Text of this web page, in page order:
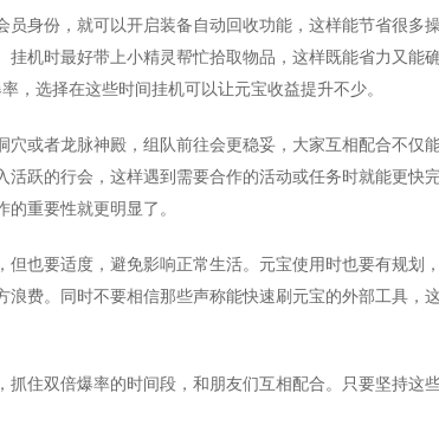
身份，就可以开启装备自动回收功能，这样能节省很多
机时最好带上小精灵帮忙拾取物品，这样既能省力又能确
，选择在这些时间挂机可以让元宝收益提升不少。
或者龙脉神殿，组队前往会更稳妥，大家互相配合不仅
跃的行会，这样遇到需要合作的活动或任务时就能更快
重要性就更明显了。
也要适度，避免影响正常生活。元宝使用时也要有规划，
费。同时不要相信那些声称能快速刷元宝的外部工具，
住双倍爆率的时间段，和朋友们互相配合。只要坚持这